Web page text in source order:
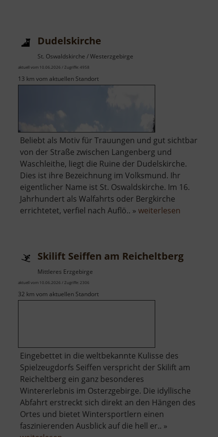
Dudelskirche
St. Oswaldskirche / Westerzgebirge
aktuell vom 10.06.2026 / Zugriffe: 4958
13 km vom aktuellen Standort
Beliebt als Motiv für Trauungen und gut sichtbar
von der Straße zwischen Langenberg und
Waschleithe, liegt die Ruine der Dudelskirche.
Dies ist ihre Bezeichnung im Volksmund. Ihr
eigentlicher Name ist St. Oswaldskirche. Im 16.
Jahrhundert als Walfahrts oder Bergkirche
errichtetet, verfiel nach Auflö.. » weiterlesen
Skilift Seiffen am Reicheltberg
Mittleres Erzgebirge
aktuell vom 10.06.2026 / Zugriffe: 2306
32 km vom aktuellen Standort
Eingebettet in die weltbekannte Kulisse des
Spielzeugdorfs Seiffen verspricht der Skilift am
Reicheltberg ein ganz besonderes
Wintererlebnis im Osterzgebirge. Die idyllische
Abfahrt erstreckt sich direkt an den Hängen des
Ortes und bietet Wintersportlern einen
faszinierenden Ausblick auf die hell er.. »